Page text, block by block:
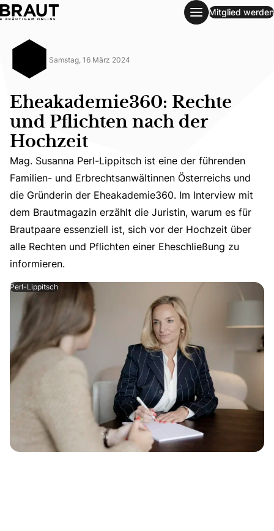
Eheakademie360: Rechte und Pflichten nach der Hochzeit
Mitglied werden
Samstag, 16 März 2024
Eheakademie360: Rechte
und Pflichten nach der
Hochzeit
Mag. Susanna Perl-Lippitsch ist eine der führenden
Mag. Susanna Perl-Lippitsch ist eine der führenden
Familien- und Erbrechtsanwältinnen Österreichs und
die Gründerin der Eheakademie360. Im Interview mit
dem Brautmagazin erzählt die Juristin, warum es für
Brautpaare essenziell ist, sich vor der Hochzeit über
alle Rechten und Pflichten einer Eheschließung zu
informieren.
Perl-Lippitsch